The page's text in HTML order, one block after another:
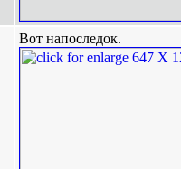
Вот напоследок.